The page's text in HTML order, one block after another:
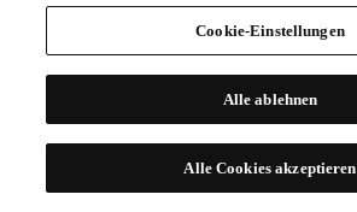
Cookie-Einstellungen
Alle ablehnen
Alle Cookies akzeptieren